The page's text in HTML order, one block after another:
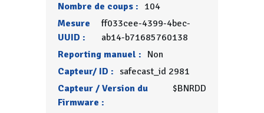
Nombre de coups : 104
Mesure
UUID :
ff033cee-4399-4bec-
ab14-b71685760138
Reporting manuel : Non
Capteur/ ID : safecast_id 2981
Capteur / Version du
Firmware :
$BNRDD